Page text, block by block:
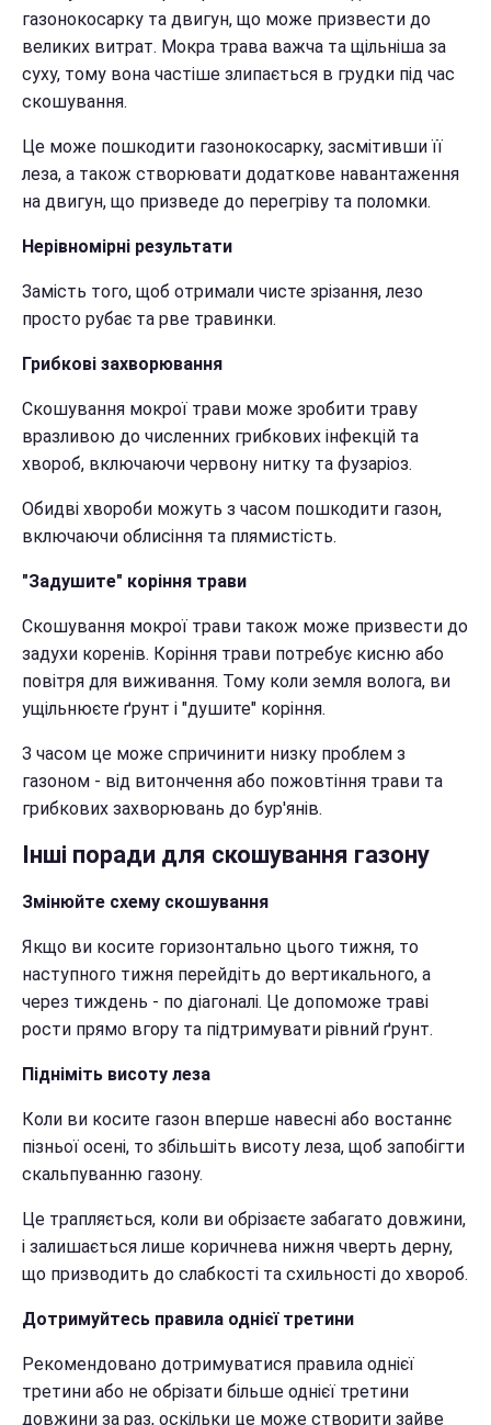
газонокосарку та двигун, що може призвести до
великих витрат. Мокра трава важча та щільніша за
суху, тому вона частіше злипається в грудки під час
скошування.
Це може пошкодити газонокосарку, засмітивши її
леза, а також створювати додаткове навантаження
на двигун, що призведе до перегріву та поломки.
Нерівномірні результати
Замість того, щоб отримали чисте зрізання, лезо
просто рубає та рве травинки.
Грибкові захворювання
Скошування мокрої трави може зробити траву
вразливою до численних грибкових інфекцій та
хвороб, включаючи червону нитку та фузаріоз.
Обидві хвороби можуть з часом пошкодити газон,
включаючи облисіння та плямистість.
"Задушите" коріння трави
Скошування мокрої трави також може призвести до
задухи коренів. Коріння трави потребує кисню або
повітря для виживання. Тому коли земля волога, ви
ущільнюєте ґрунт і "душите" коріння.
З часом це може спричинити низку проблем з
газоном - від витончення або пожовтіння трави та
грибкових захворювань до бур'янів.
Інші поради для скошування газону
Змінюйте схему скошування
Якщо ви косите горизонтально цього тижня, то
наступного тижня перейдіть до вертикального, а
через тиждень - по діагоналі. Це допоможе траві
рости прямо вгору та підтримувати рівний ґрунт.
Підніміть висоту леза
Коли ви косите газон вперше навесні або востаннє
пізньої осені, то збільшіть висоту леза, щоб запобігти
скальпуванню газону.
Це трапляється, коли ви обрізаєте забагато довжини,
і залишається лише коричнева нижня чверть дерну,
що призводить до слабкості та схильності до хвороб.
Дотримуйтесь правила однієї третини
Рекомендовано дотримуватися правила однієї
третини або не обрізати більше однієї третини
довжини за раз, оскільки це може створити зайве